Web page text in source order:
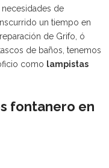
de
un tiempo en
de Grifo, ó
de baños, tenemos
como lampistas
fontanero en